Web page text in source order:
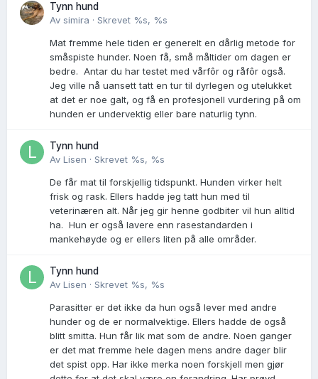
Tynn hund
Av simira · Skrevet %s, %s
Mat fremme hele tiden er generelt en dårlig metode for
småspiste hunder. Noen få, små måltider om dagen er
bedre. Antar du har testet med vårfôr og råfôr også.
Jeg ville nå uansett tatt en tur til dyrlegen og utelukket
at det er noe galt, og få en profesjonell vurdering på om
hunden er undervektig eller bare naturlig tynn.
Tynn hund
Av Lisen · Skrevet %s, %s
De får mat til forskjellig tidspunkt. Hunden virker helt
frisk og rask. Ellers hadde jeg tatt hun med til
veterinæren alt. Når jeg gir henne godbiter vil hun alltid
ha. Hun er også lavere enn rasestandarden i
mankehøyde og er ellers liten på alle områder.
Tynn hund
Av Lisen · Skrevet %s, %s
Parasitter er det ikke da hun også lever med andre
hunder og de er normalvektige. Ellers hadde de også
blitt smitta. Hun får lik mat som de andre. Noen ganger
er det mat fremme hele dagen mens andre dager blir
det spist opp. Har ikke merka noen forskjell men gjør